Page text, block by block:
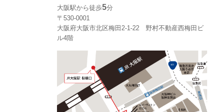
大阪駅から徒歩5分
〒530-0001
大阪府大阪市北区梅田2-1-22 野村不動産西梅田ビ
ル4階